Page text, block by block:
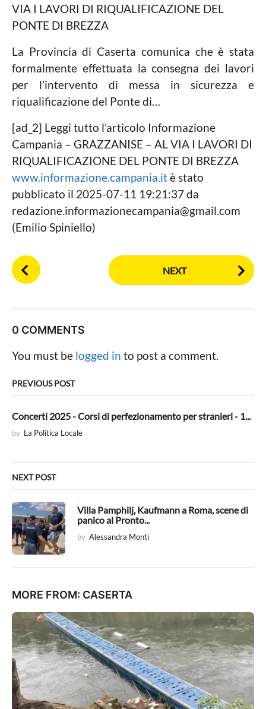
n
e
c
m
p
a
n
a
g
m
i
l
c
o
m
(
m
i
l
p
i
i
l
)
La Provincia di Caserta comunica che è stata
formalmente effettuata la consegna dei lavori
per l’intervento di messa in sicurezza e
riqualificazione del Ponte di…
[ad_2] Leggi tutto l’articolo Informazione
Campania – GRAZZANISE – AL VIA I LAVORI DI
RIQUALIFICAZIONE DEL PONTE DI BREZZA
www.informazione.campania.itè stato
pubblicato il 2025-07-11 19:21:37 da
redazione.informazionecampania@gmail.com
(Emilio Spiniello)
P
o
P
a
g
n
t
i
NEXT
0 COMMENTS
You must be logged in to post a comment.
PREVIOUS POST
Concerti 2025 - Corsi di perfezionamento per stranieri - 1...
by La Politica Locale
NEXT POST
Villa Pamphilj, Kaufmann a Roma, scene di
panico al Pronto...
by Alessandra Monti
MORE FROM: CASERTA